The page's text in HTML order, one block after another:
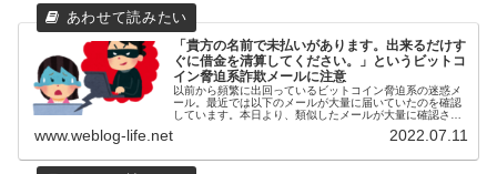
「貴方の名前で未払いがあります。出来るだけす
ぐに借金を清算してください。」というビットコ
イン脅迫系詐欺メールに注意
以前から頻繁に出回っているビットコイン脅迫系の迷惑メ
ール。最近では以下のメールが大量に届いていたのを確認
しています。本日より、類似したメールが大量に確認され
www.weblog-life.net 2022.07.11